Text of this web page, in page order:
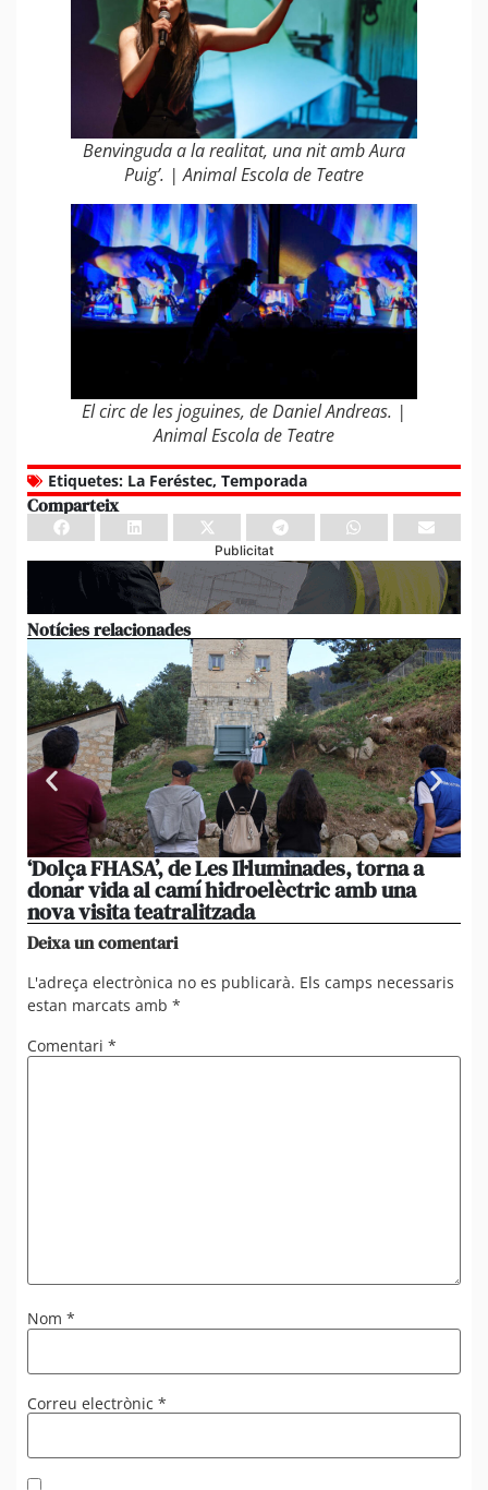
Benvinguda a la realitat, una nit amb Aura
Puig’. | Animal Escola de Teatre
El circ de les joguines, de Daniel Andreas. |
Animal Escola de Teatre
Etiquetes: La Feréstec, Temporada
Comparteix
Publicitat
Notícies relacionades
‘Dolça FHASA’, de Les Il·luminades, torna a
donar vida al camí hidroelèctric amb una
nova visita teatralitzada
Deixa un comentari
L'adreça electrònica no es publicarà. Els camps necessaris
estan marcats amb *
Comentari *
Nom *
Correu electrònic *